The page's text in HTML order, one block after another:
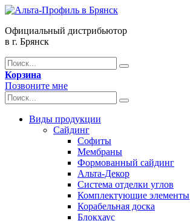
Официальный дистрибьютор
в г. Брянск
Корзина
Позвоните мне
Виды продукции
Сайдинг
Софиты
Мембраны
Формованный сайдинг
Альта-Декор
Система отделки углов
Комплектующие элементы
Корабельная доска
Блокхаус